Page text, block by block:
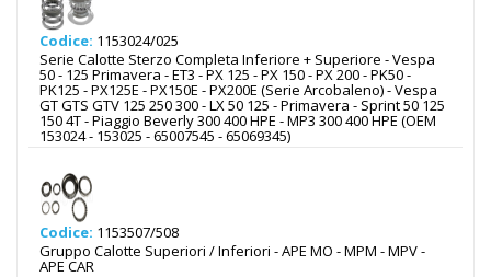
Codice: 1153024/025
Serie Calotte Sterzo Completa Inferiore + Superiore - Vespa
50 - 125 Primavera - ET3 - PX 125 - PX 150 - PX 200 - PK50 -
PK125 - PX125E - PX150E - PX200E (Serie Arcobaleno) - Vespa
GT GTS GTV 125 250 300 - LX 50 125 - Primavera - Sprint 50 125
150 4T - Piaggio Beverly 300 400 HPE - MP3 300 400 HPE (OEM
153024 - 153025 - 65007545 - 65069345)
Codice: 1153507/508
Gruppo Calotte Superiori / Inferiori - APE MO - MPM - MPV -
APE CAR